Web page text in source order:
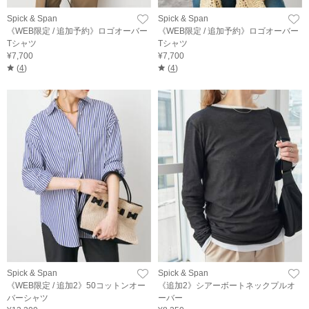
Spick & Span
《WEB限定 / 追加予約》ロゴオーバー
Tシャツ
¥7,700
(4)
Spick & Span
《WEB限定 / 追加予約》ロゴオーバー
Tシャツ
¥7,700
(4)
Spick & Span
《WEB限定 / 追加2》50コットンオー
バーシャツ
Spick & Span
《追加2》シアーボートネックプルオ
ーバー